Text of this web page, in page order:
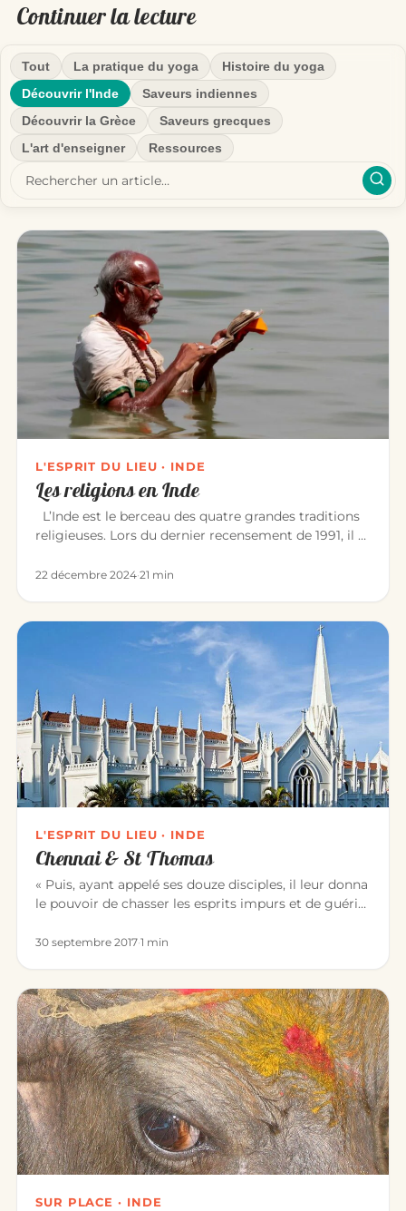
Continuer la lecture
Tout La pratique du yoga
Histoire du yoga
Découvrir l'Inde
Saveurs indiennes
Découvrir la Grèce
Saveurs grecques
L'art d'enseigner
Ressources
L'ESPRIT DU LIEU · INDE
Les religions en Inde
L’Inde est le berceau des quatre grandes traditions
religieuses. Lors du dernier recensement de 1991, il y
22 décembre 2024·21 min
L'ESPRIT DU LIEU · INDE
Chennai & St Thomas
« Puis, ayant appelé ses douze disciples, il leur donna
le pouvoir de chasser les esprits impurs et de guérir
30 septembre 2017·1 min
SUR PLACE · INDE